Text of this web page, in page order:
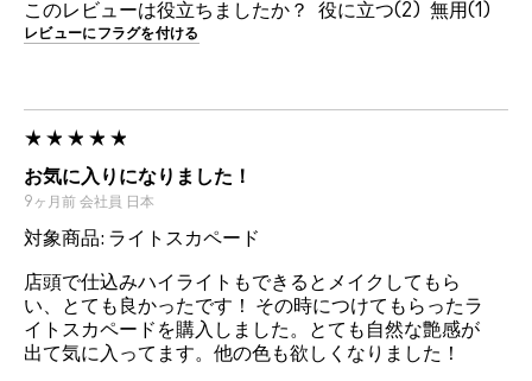
このレビューは役立ちましたか？ 2 1
レビューにフラグを付ける
お気に入りになりました！
9ヶ月前 会社員 日本
対象商品: ライトスカペード
店頭で仕込みハイライトもできるとメイクしてもら
い、とても良かったです！ その時につけてもらったラ
イトスカペードを購入しました。とても自然な艶感が
出て気に入ってます。他の色も欲しくなりました！